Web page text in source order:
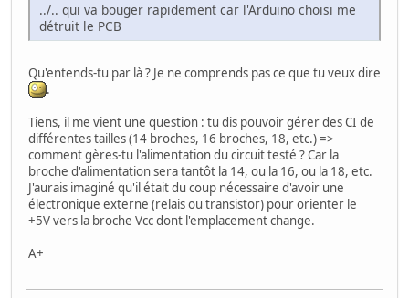
../.. qui va bouger rapidement car l'Arduino choisi me
détruit le PCB
Qu'entends-tu par là ? Je ne comprends pas ce que tu veux dire
.
Tiens, il me vient une question : tu dis pouvoir gérer des CI de
différentes tailles (14 broches, 16 broches, 18, etc.) =>
comment gères-tu l'alimentation du circuit testé ? Car la
broche d'alimentation sera tantôt la 14, ou la 16, ou la 18, etc.
J'aurais imaginé qu'il était du coup nécessaire d'avoir une
électronique externe (relais ou transistor) pour orienter le
+5V vers la broche Vcc dont l'emplacement change.
A+